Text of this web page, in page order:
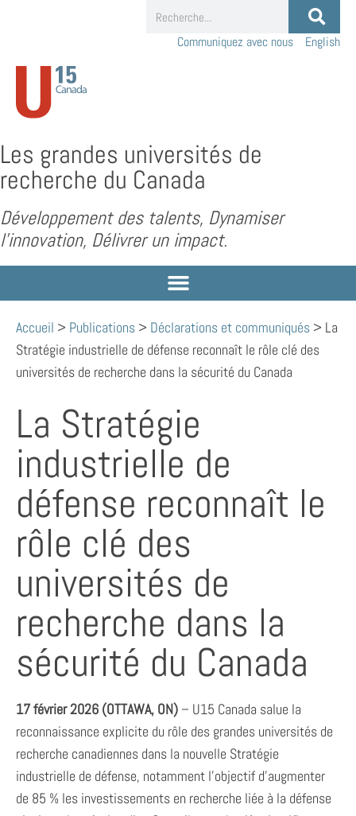
Communiquez avec nous English
Les grandes universités de
recherche du Canada
Développement des talents, Dynamiser
l’innovation, Délivrer un impact.
Accueil > Publications > Déclarations et communiqués > La
Stratégie industrielle de défense reconnaît le rôle clé des
universités de recherche dans la sécurité du Canada
La Stratégie
industrielle de
défense reconnaît le
rôle clé des
universités de
recherche dans la
sécurité du Canada
17 février 2026 (OTTAWA, ON) – U15 Canada salue la
reconnaissance explicite du rôle des grandes universités de
recherche canadiennes dans la nouvelle Stratégie
industrielle de défense, notamment l’objectif d’augmenter
de 85 % les investissements en recherche liée à la défense